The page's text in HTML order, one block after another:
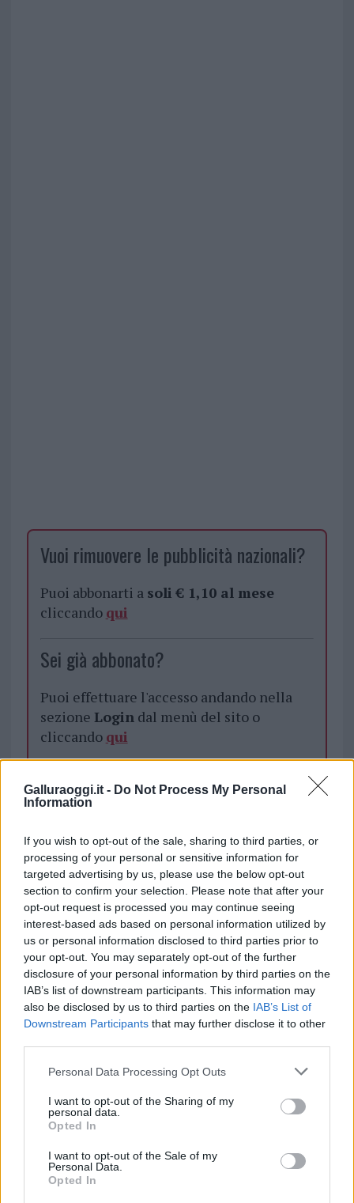
Galluraoggi.it - Do Not Process My Personal
Information
If you wish to opt-out of the sale, sharing to third parties, or
processing of your personal or sensitive information for
targeted advertising by us, please use the below opt-out
section to confirm your selection. Please note that after your
opt-out request is processed you may continue seeing
interest-based ads based on personal information utilized by
us or personal information disclosed to third parties prior to
your opt-out. You may separately opt-out of the further
disclosure of your personal information by third parties on the
IAB’s list of downstream participants. This information may
also be disclosed by us to third parties on the IAB’s List of
Downstream Participants that may further disclose it to other
Please note that this website/app uses one or more Google
not limited to your visit or usage behaviour. You may click to
grant or deny consent to Google and its third-party tags to
use your data for below specified purposes in below Google
consent section.
Personal Data Processing Opt Outs
I want to opt-out of the Sharing of my
personal data.
Opted In
I want to opt-out of the Sale of my
Personal Data.
Opted In
Vuoi rimuovere le pubblicità nazionali?
Puoi abbonarti a soli € 1,10 al mese
cliccando qui
Sei già abbonato?
Puoi effettuare l'accesso andando nella
sezione Logindal menù del sito o
cliccando qui
TEMI: Corsi Salvavita Olbia
Notizie Olbia
Inviaci le tue segnalazioni,
i tuoi video e le tue foto
Su WhatsApp al numero +39
345 356 7512
Notizie in tempo reale?
Entra nel canale telegram di
GalluraOggi.it
da Google News